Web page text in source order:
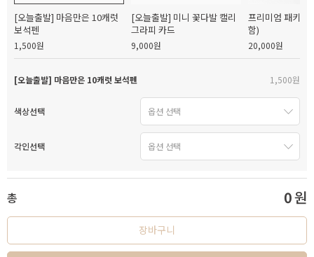
[오늘출발] 마음만은 10캐럿
보석펜
1,500원
[오늘출발] 미니 꽃다발 캘리
그라피 카드
9,000원
프리미엄 패키지
함)
20,000원
[오늘출발] 마음만은 10캐럿 보석펜 1,500원
색상선택
각인선택
총 0원
장바구니